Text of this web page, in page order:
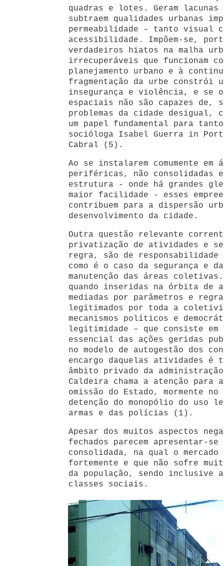
quadras e lotes. Geram
subtraem qualidades urbanas
permeabilidade – tanto visual
acessibilidade. Impõem-se,
verdadeiros hiatos na malha
irrecuperáveis que funcionam
planejamento urbano e à
fragmentação da urbe constrói
insegurança e violência, e se
espaciais não são capazes de,
problemas da cidade desigual,
um papel fundamental para
socióloga Isabel Guerra in
Cabral (5).
Ao se instalarem comumente em
periféricas, não consolidadas
estrutura - onde há grandes
maior facilidade - esses
contribuem para a dispersão
desenvolvimento da cidade.
Outra questão relevante
privatização de atividades e
regra, são de responsabilidade
como é o caso da segurança e
manutenção das áreas
quando inseridas na órbita de
mediadas por parâmetros e
legitimados por toda a
mecanismos políticos e
legitimidade – que consiste
essencial das ações geridas
no modelo de autogestão dos
encargo daquelas atividades é
âmbito privado da
Caldeira chama a atenção para
omissão do Estado, mormente
detenção do monopólio do uso
armas e das polícias (1).
Apesar dos muitos aspectos
fechados parecem apresentar-se
consolidada, na qual o
fortemente e que não sofre
da população, sendo inclusive
classes sociais.